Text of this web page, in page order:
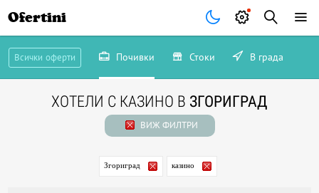
Ofertini
Всички оферти Почивки Стоки В града
ХОТЕЛИ С КАЗИНО В ЗГОРИГРАД
ВИЖ ФИЛТРИ
Згориград казино